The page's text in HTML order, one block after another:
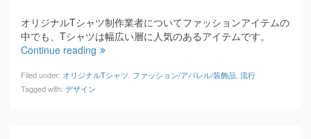
オリジナルTシャツ制作業者についてファッションアイテムの
中でも、Tシャツは幅広い層に人気のあるアイテムです。
Continue reading
Filed under: オリジナルTシャツ ファッション/アパレル/装飾品 流行
Tagged with: デザイン